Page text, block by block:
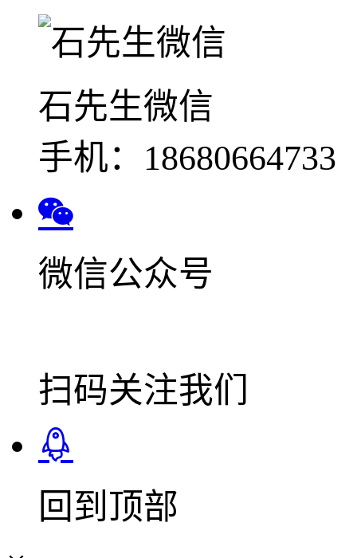
石先生微信
手机：18680664733
微信公众号
扫码关注我们
回到顶部